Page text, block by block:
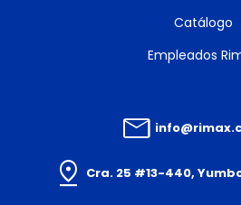
Catálogo
Empleados
Cra. 25 #13-440,